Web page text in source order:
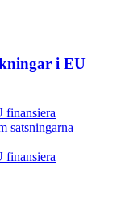
i EU
finansiera
satsningarna
finansiera